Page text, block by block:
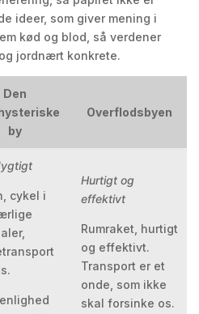
ideer, som giver mening i
kød og blod, så verdener
jordnært konkrete.
Den
by
Overflodsbyen
cykel i
Hurtigt og
effektivt
Rumraket, hurtigt
og effektivt.
Transport er et
onde, som ikke
skal forsinke os.